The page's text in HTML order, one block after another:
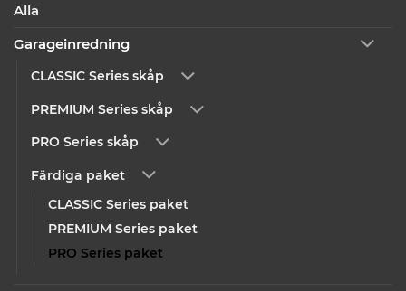
Alla
Garageinredning
CLASSIC Series skåp
PREMIUM Series skåp
PRO Series skåp
Färdiga paket
CLASSIC Series paket
PREMIUM Series paket
PRO Series paket